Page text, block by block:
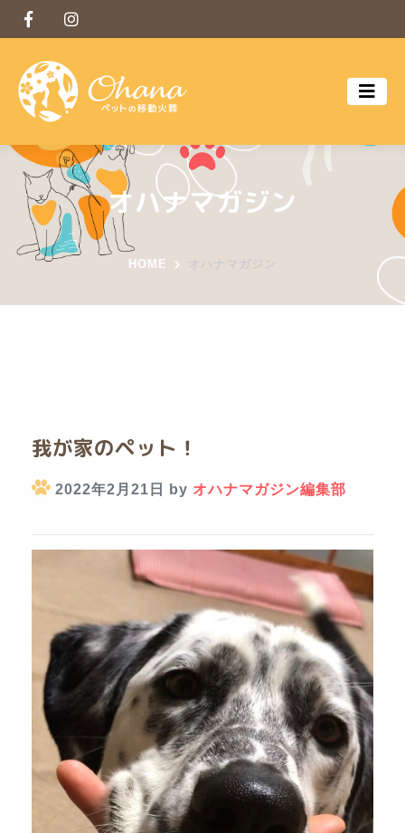
オハナマガジン
HOME
我が家のペット！
2022年2月21日 by オハナマガジン編集部